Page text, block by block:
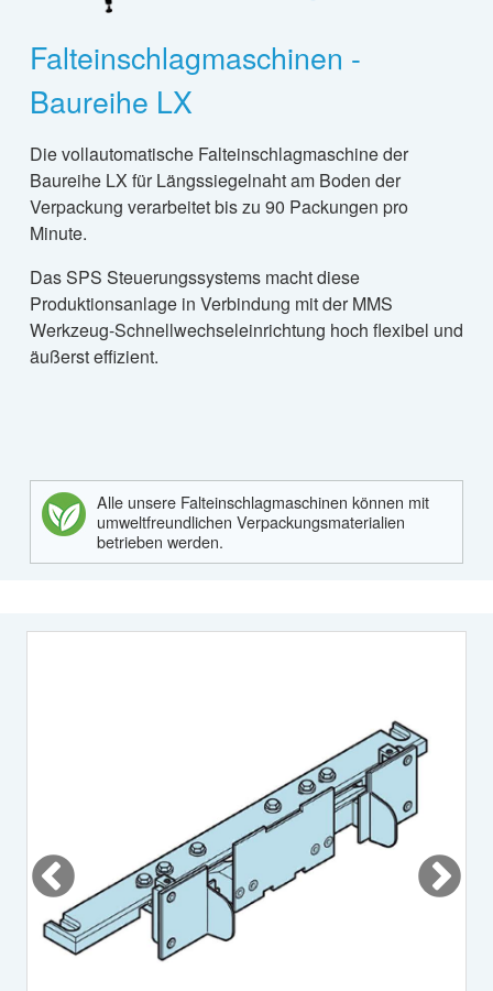
Falteinschlagmaschinen -
Baureihe LX
Die vollautomatische Falteinschlagmaschine der
Baureihe LX für Längssiegelnaht am Boden der
Verpackung verarbeitet bis zu 90 Packungen pro
Minute.
Das SPS Steuerungssystems macht diese
Produktionsanlage in Verbindung mit der MMS
Werkzeug-Schnellwechseleinrichtung hoch flexibel und
äußerst effizient.
Alle unsere Falteinschlagmaschinen können mit
umweltfreundlichen Verpackungsmaterialien
betrieben werden.